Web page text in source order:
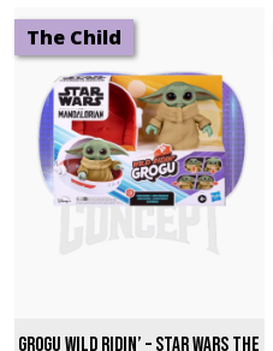
The Child
Grogu Wild Ridin’ – Star Wars The